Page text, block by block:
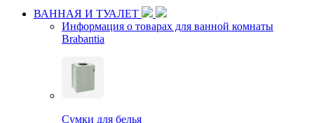
ВАННАЯ И ТУАЛЕТ
Информация о товарах для ванной комнаты
Brabantia
Сумки для белья